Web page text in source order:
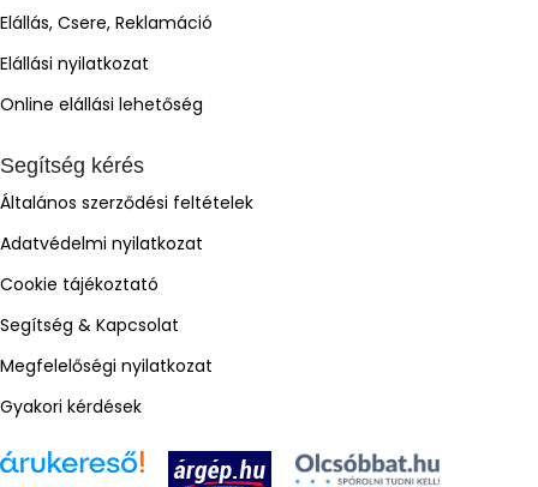
Elállás, Csere, Reklamáció
Elállási nyilatkozat
Online elállási lehetőség
Segítség kérés
Általános szerződési feltételek
Adatvédelmi nyilatkozat
Cookie tájékoztató
Segítség & Kapcsolat
Megfelelőségi nyilatkozat
Gyakori kérdések